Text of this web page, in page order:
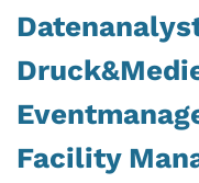
Facility